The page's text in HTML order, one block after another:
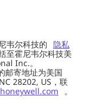
韦尔科技的 隐私
至霍尼韦尔科技美
Inc.。
寄地址为美国
28202, US，联
。